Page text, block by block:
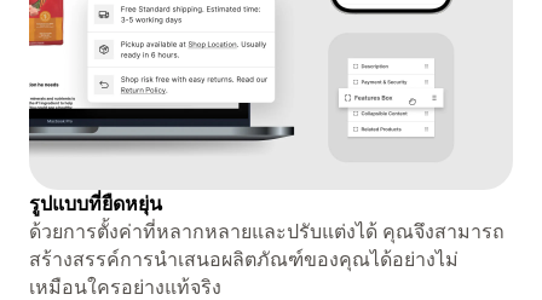
รูปแบบที่ยืดหยุ่น
ด้วยการตั้งค่าที่หลากหลายและปรับแต่งได้ คุณจึงสามารถ
สร้างสรรค์การนำเสนอผลิตภัณฑ์ของคุณได้อย่างไม่
เหมือนใครอย่างแท้จริง